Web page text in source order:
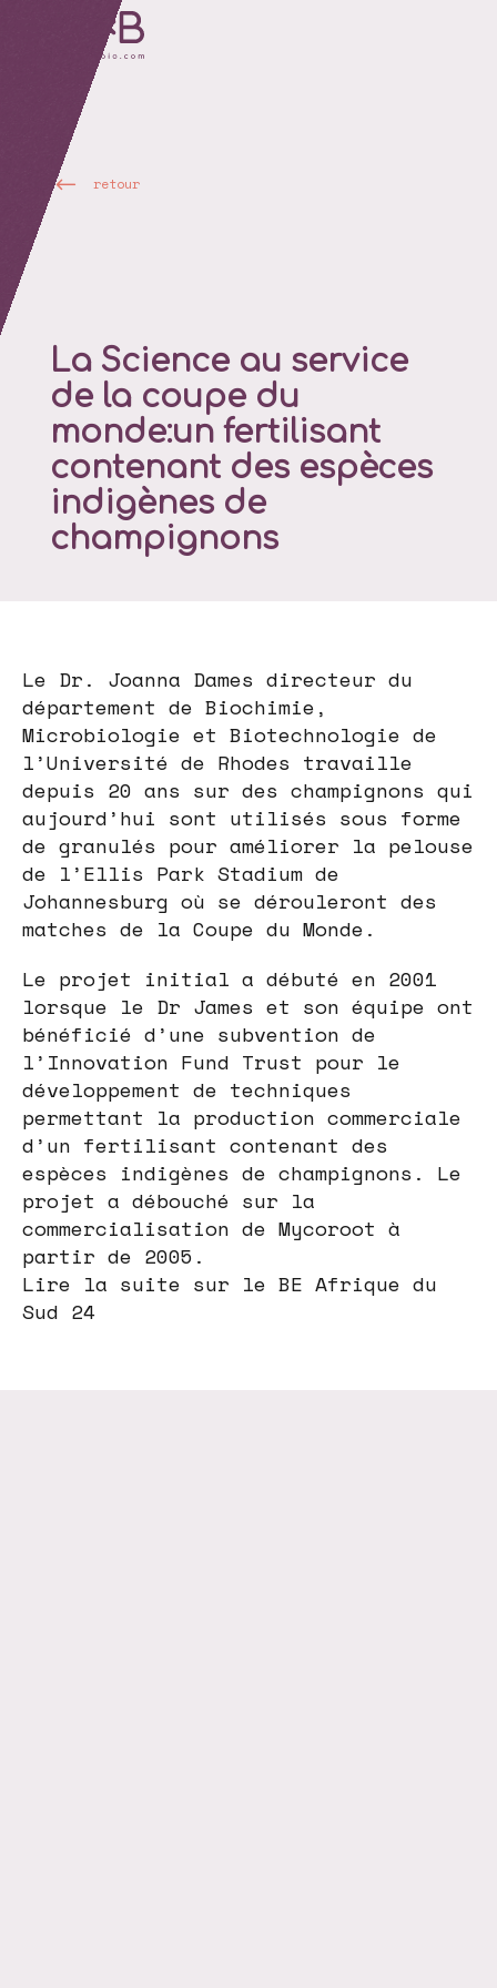
retour
La Science au service
de la coupe du
monde:un fertilisant
contenant des espèces
indigènes de
champignons
Le Dr. Joanna Dames directeur du
département de Biochimie,
Microbiologie et Biotechnologie de
l’Université de Rhodes travaille
depuis 20 ans sur des champignons qui
aujourd’hui sont utilisés sous forme
de granulés pour améliorer la pelouse
de l’Ellis Park Stadium de
Johannesburg où se dérouleront des
matches de la Coupe du Monde.
Le projet initial a débuté en 2001
lorsque le Dr James et son équipe ont
bénéficié d’une subvention de
l’Innovation Fund Trust pour le
développement de techniques
permettant la production commerciale
d’un fertilisant contenant des
espèces indigènes de champignons. Le
projet a débouché sur la
commercialisation de Mycoroot à
partir de 2005.
Lire la suite sur le BE Afrique du
Sud 24